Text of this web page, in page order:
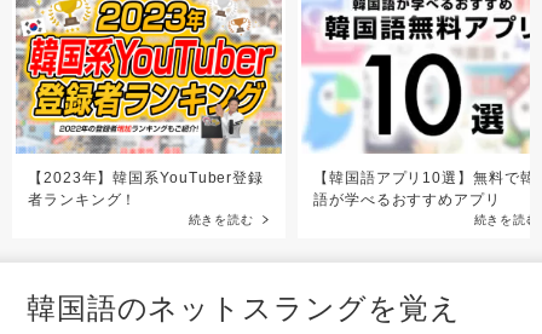
【2023年】韓国系YouTuber登録
者ランキング！
続きを読む
【韓国語アプリ10選】無料で韓
語が学べるおすすめアプリ
続きを読む
韓国語のネットスラングを覚え